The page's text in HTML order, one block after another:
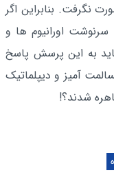
نگرفت. بنابراین اگر
اورانیوم ها و
به این پرسش پاسخ
آمیز و دیپلماتیک
شدند؟!